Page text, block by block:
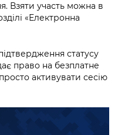
Взяти участь можна в
«Електронна
статусу
право на безплатне
активувати сесію